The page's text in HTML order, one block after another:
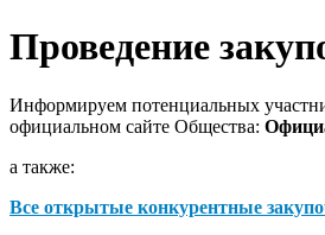
Проведение
Информируем потенциальных
официальном сайте Общества:
а также:
Все открытые конкурентные